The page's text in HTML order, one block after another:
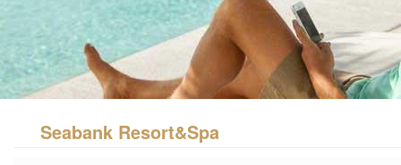
Seabank Resort&Spa